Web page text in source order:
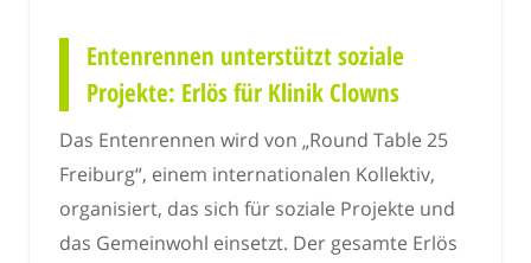
Entenrennen unterstützt soziale
Projekte: Erlös für Klinik Clowns
Das Entenrennen wird von „Round Table 25
Freiburg“, einem internationalen Kollektiv,
organisiert, das sich für soziale Projekte und
das Gemeinwohl einsetzt. Der gesamte Erlös